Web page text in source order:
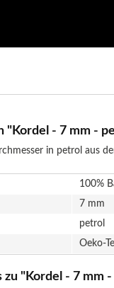
"Kordel - 7 mm -
in petrol aus
100%
7 mm
petrol
Oeko-
"Kordel - 7 mm